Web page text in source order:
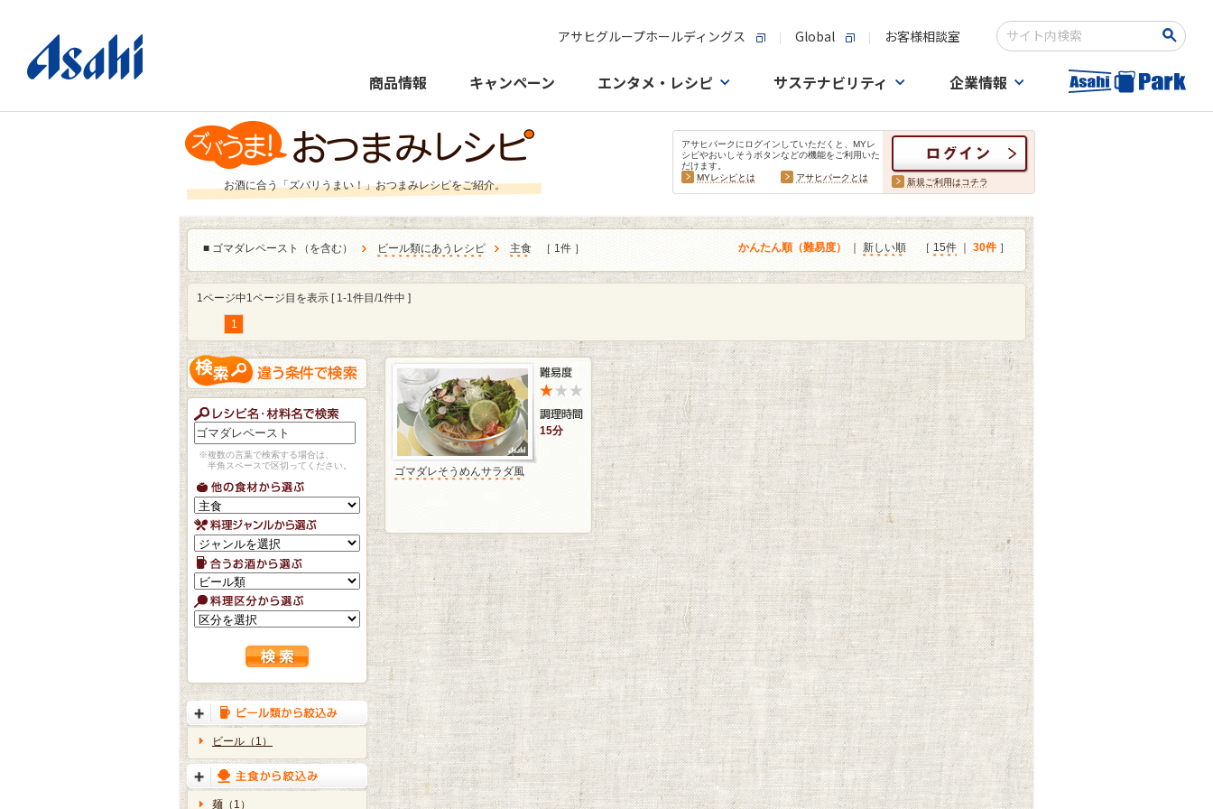
アサヒグループホールディングス Global お客様相談室
検索キーワード入力
商品情報 キャンペーン エンタメ・レシピ サステナビリティ 企業情報
お酒に合う「ズバリうまい！」おつまみレシピをご紹介。
アサヒパークにログインしていただくと、MYレ
シピやおいしそうボタンなどの機能をご利用いた
だけます。
MYレシピとは
アサヒパークとは 新規ご利用はコチラ
■ ゴマダレペースト（を含む） ビール類にあうレシピ 主食 ［ 1件 ］ かんたん順（難易度） 新しい順 ［ 15件 30件 ］
1ページ中1ページ目を表示 [ 1-1件目/1件中 ]
1
※複数の言葉で検索する場合は、
半角スペースで区切ってください。
ビール（1）
麺（1）
15分
ゴマダレそうめんサラダ風